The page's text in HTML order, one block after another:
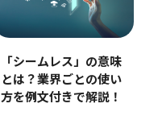
「シームレス」の意味
とは？業界ごとの使い
方を例文付きで解説！